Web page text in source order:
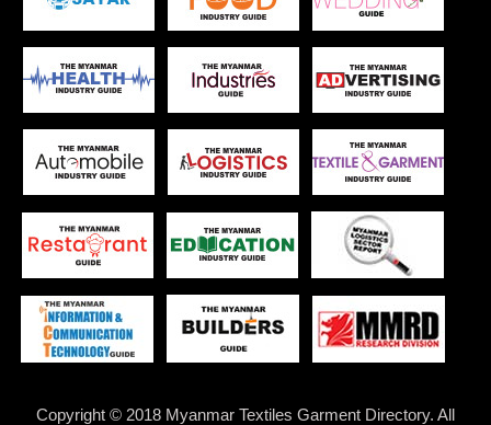
Copyright © 2018 Myanmar Textiles Garment Directory. All